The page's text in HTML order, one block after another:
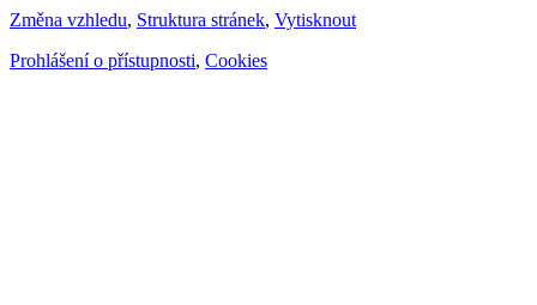
Změna vzhledu, Struktura stránek, Vytisknout
Prohlášení o přístupnosti, Cookies